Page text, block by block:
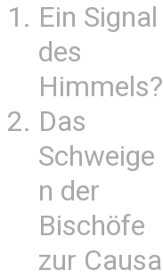
Ein Signal
des
Himmels?
Das
Schweige
n der
Bischöfe
zur Causa